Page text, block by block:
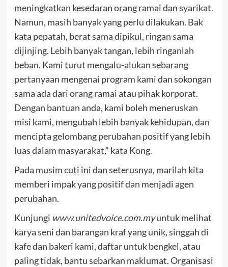
meningkatkan kesedaran orang ramai dan syarikat.
Namun, masih banyak yang perlu dilakukan. Bak
kata pepatah, berat sama dipikul, ringan sama
dijinjing. Lebih banyak tangan, lebih ringanlah
beban. Kami turut mengalu-alukan sebarang
pertanyaan mengenai program kami dan sokongan
sama ada dari orang ramai atau pihak korporat.
Dengan bantuan anda, kami boleh meneruskan
misi kami, mengubah lebih banyak kehidupan, dan
mencipta gelombang perubahan positif yang lebih
luas dalam masyarakat,” kata Kong.
Pada musim cuti ini dan seterusnya, marilah kita
memberi impak yang positif dan menjadi agen
perubahan.
Kunjungi www.unitedvoice.com.myuntuk melihat
karya seni dan barangan kraf yang unik, singgah di
kafe dan bakeri kami, daftar untuk bengkel, atau
paling tidak, bantu sebarkan maklumat. Organisasi